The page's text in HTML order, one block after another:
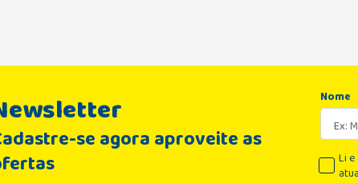
se agora aproveite as
Nome
Li